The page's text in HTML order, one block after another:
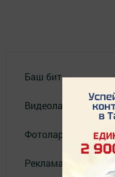
Баш бит
Видеолар
Фотолар галереясы
Реклама